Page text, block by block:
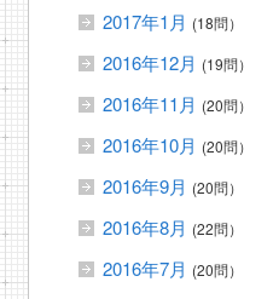
2017年1月 (18問）
2016年12月 (19問）
2016年11月 (20問）
2016年10月 (20問）
2016年9月 (20問）
2016年8月 (22問）
2016年7月 (20問）